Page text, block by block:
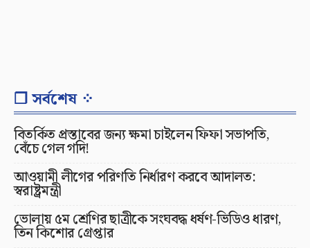
❐ সর্বশেষ ⁘
বিতর্কিত প্রস্তাবের জন্য ক্ষমা চাইলেন ফিফা সভাপতি,
বেঁচে গেল গদি!
আওয়ামী লীগের পরিণতি নির্ধারণ করবে আদালত:
স্বরাষ্ট্রমন্ত্রী
ভোলায় ৫ম শ্রেণির ছাত্রীকে সংঘবদ্ধ ধর্ষণ-ভিডিও ধারণ,
তিন কিশোর গ্রেপ্তার